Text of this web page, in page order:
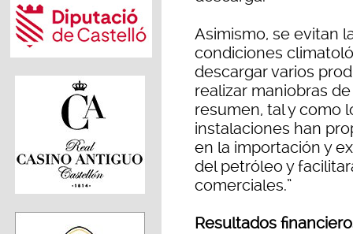
Asimismo, se evitan
condiciones
descargar varios
realizar maniobras
resumen, tal y como
instalaciones han
en la importación y
del petróleo y
comerciales.”
Resultados